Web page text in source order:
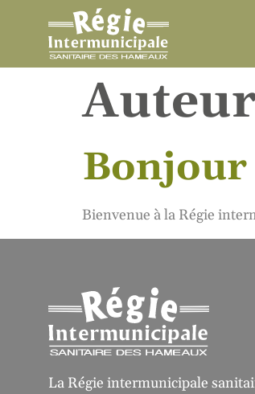
Bonjour
Bienvenue à la Régie
La Régie intermunicipale